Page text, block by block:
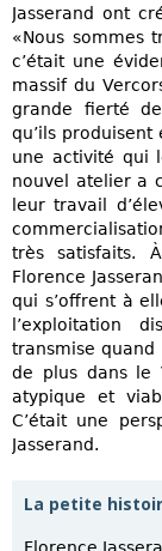
Jasserand ont
«Nous sommes
c’était une
massif du
grande fierté
qu’ils
une activité qui
nouvel atelier a
leur travail
très satisfaits.
Florence
qui s’offrent à
l’exploitation
transmise
de plus dans le
atypique et
C’était une
Jasserand.
La petite